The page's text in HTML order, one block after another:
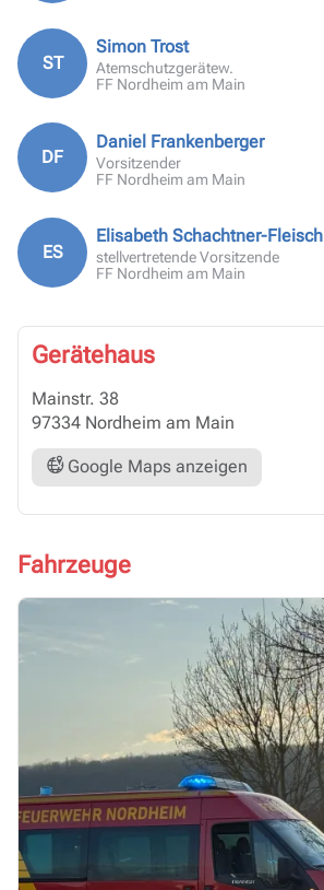
ST
Simon Trost
Atemschutzgerätew.
FF Nordheim am Main
DF
Daniel Frankenberger
Vorsitzender
FF Nordheim am Main
ES
Elisabeth Schachtner-Fleisch
stellvertretende Vorsitzende
FF Nordheim am Main
Gerätehaus
Mainstr. 38
97334 Nordheim am Main
Google Maps anzeigen
Fahrzeuge